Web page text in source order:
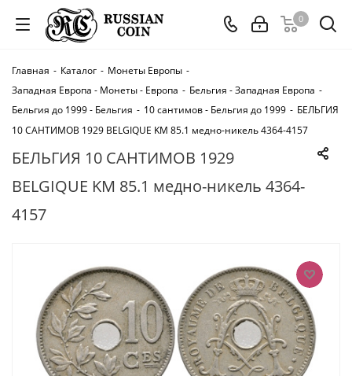
0
Главная - Каталог - Монеты Европы -
Западная Европа - Монеты - Европа - Бельгия - Западная Европа -
Бельгия до 1999 - Бельгия - 10 сантимов - Бельгия до 1999 - БЕЛЬГИЯ
10 САНТИМОВ 1929 BELGIQUE KM 85.1 медно-никель 4364-4157
БЕЛЬГИЯ 10 САНТИМОВ 1929
BELGIQUE KM 85.1 медно-никель 4364-
4157